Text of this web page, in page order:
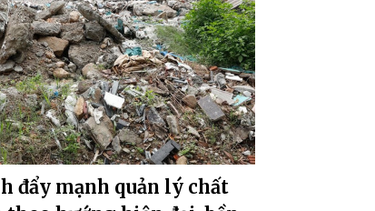
đẩy mạnh quản lý chất